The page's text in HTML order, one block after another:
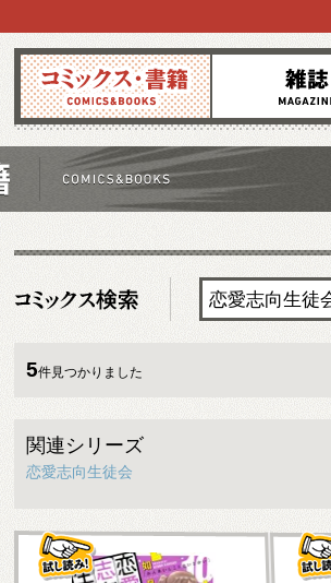
コミックス 雑誌
5件見つかりました
関連シリーズ
恋愛志向生徒会